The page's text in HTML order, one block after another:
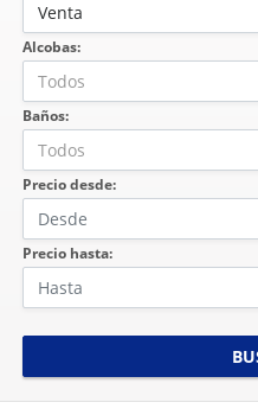
Venta
Alcobas:
Todos
Baños:
Todos
Precio desde:
Precio hasta: